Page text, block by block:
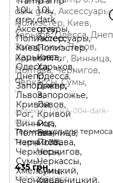
Артикул: UTRA-004-dark-
grey
Термочехол для термоса
Tramp 0.75L
435 грн
Нет в наличии